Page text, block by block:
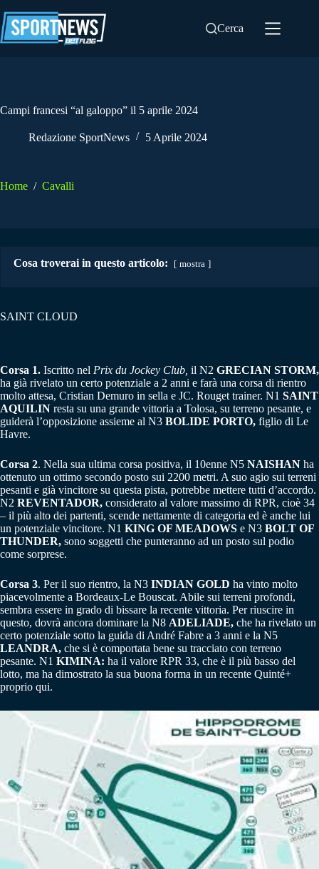
al
contenuto
Cerca
Campi francesi “al galoppo” il 5 aprile 2024
Redazione SportNews 5 Aprile 2024
Home / Cavalli
Cosa troverai in questo articolo: mostra
SAINT CLOUD
Corsa 1. Iscritto nel Prix du Jockey Club, il N2 GRECIAN STORM,
ha già rivelato un certo potenziale a 2 anni e farà una corsa di rientro
molto attesa, Cristian Demuro in sella e JC. Rouget trainer. N1 SAINT
AQUILIN resta su una grande vittoria a Tolosa, su terreno pesante, e
guiderà l’opposizione assieme al N3 BOLIDE PORTO, figlio di Le
Havre.
Corsa 2. Nella sua ultima corsa positiva, il 10enne N5 NAISHAN ha
ottenuto un ottimo secondo posto sui 2200 metri. A suo agio sui terreni
pesanti e già vincitore su questa pista, potrebbe mettere tutti d’accordo.
N2 REVENTADOR, considerato al valore massimo di RPR, cioè 34
– il più alto dei partenti, scende nettamente di categoria ed è anche lui
un potenziale vincitore. N1 KING OF MEADOWS e N3 BOLT OF
THUNDER, sono soggetti che punteranno ad un posto sul podio
come sorprese.
Corsa 3. Per il suo rientro, la N3 INDIAN GOLD ha vinto molto
piacevolmente a Bordeaux-Le Bouscat. Abile sui terreni profondi,
sembra essere in grado di bissare la recente vittoria. Per riuscire in
questo, dovrà ancora dominare la N8 ADELIADE, che ha rivelato un
certo potenziale sotto la guida di André Fabre a 3 anni e la N5
LEANDRA, che si è comportata bene su tracciato con terreno
pesante. N1 KIMINA: ha il valore RPR 33, che è il più basso del
lotto, ma ha dimostrato la sua buona forma in un recente Quinté+
proprio qui.